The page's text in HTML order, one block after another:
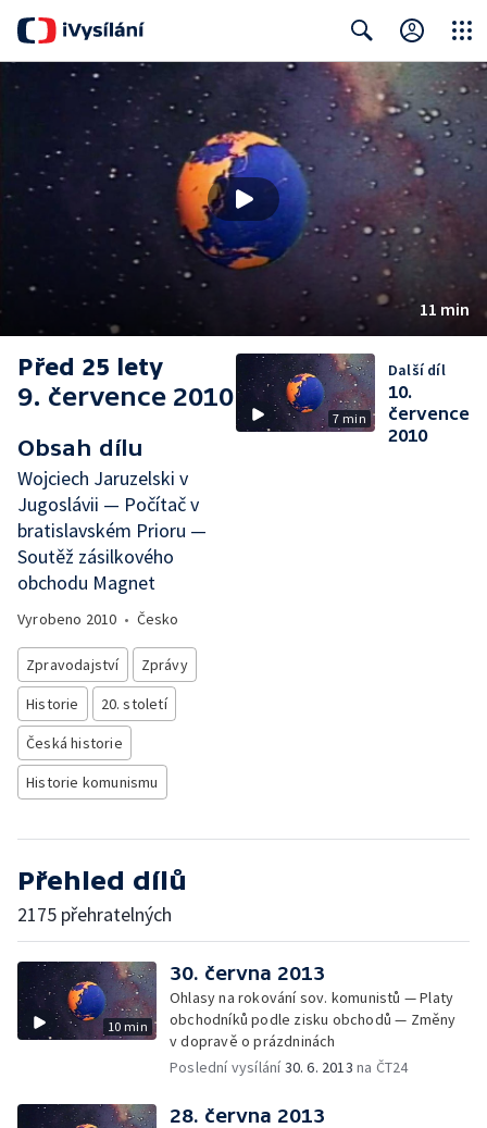
Search Close
11 min
Před 25 lety
9. července 2010
Obsah dílu
Wojciech Jaruzelski v
Jugoslávii — Počítač v
bratislavském Prioru —
Soutěž zásilkového
obchodu Magnet
Vyrobeno 2010 • Česko
Zpravodajství
Zprávy
Historie
20. století
Česká historie
Historie komunismu
7 min
Další díl
10.
července
2010
Přehled dílů
2175 přehratelných
10 min
30. června 2013
Ohlasy na rokování sov. komunistů — Platy
obchodníků podle zisku obchodů — Změny
v dopravě o prázdninách
Poslední vysílání30. 6. 2013 na ČT24
28. června 2013